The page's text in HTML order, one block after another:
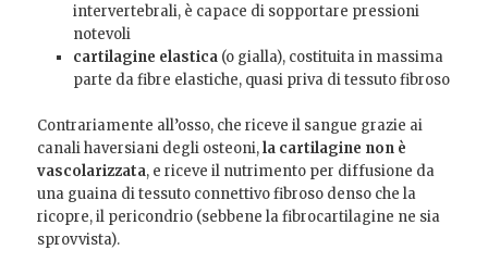
intervertebrali, è capace di sopportare pressioni
notevoli
cartilagine elastica(o gialla), costituita in massima
parte da fibre elastiche, quasi priva di tessuto fibroso
Contrariamente all’osso, che riceve il sangue grazie ai
canali haversiani degli osteoni,la cartilagine non è
vascolarizzata, e riceve il nutrimento per diffusione da
una guaina di tessuto connettivo fibroso denso che la
ricopre, il pericondrio (sebbene la fibrocartilagine ne sia
sprovvista).